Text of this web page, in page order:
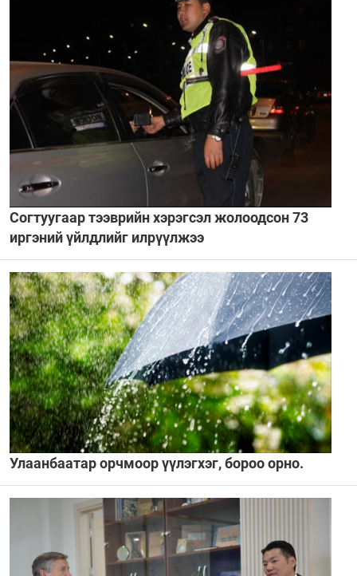
Согтуугаар тээврийн хэрэгсэл жолоодсон 73
иргэний үйлдлийг илрүүлжээ
Улаанбаатар орчмоор үүлэгхэг, бороо орно.